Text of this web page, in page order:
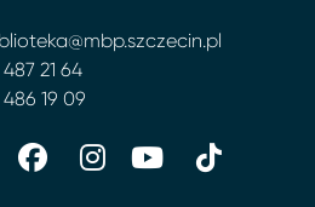
487 21 64
486 19 09